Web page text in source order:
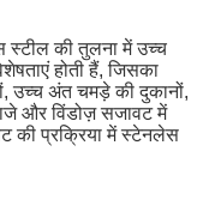
स्टील की तुलना में उच्च
होती हैं, जिसका
उच्च अंत चमड़े की दुकानों,
और विंडोज़ सजावट में
की प्रक्रिया में स्टेनलेस